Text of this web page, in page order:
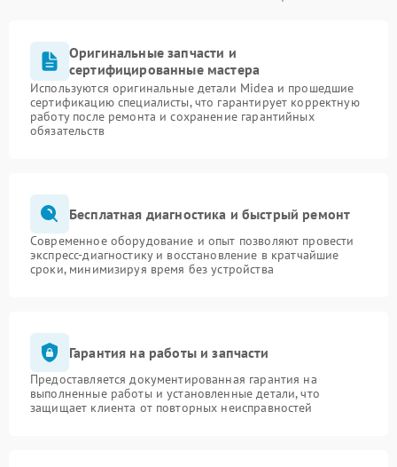
Оригинальные запчасти и
сертифицированные мастера
Используются оригинальные детали Midea и прошедшие
сертификацию специалисты, что гарантирует корректную
работу после ремонта и сохранение гарантийных
обязательств
Бесплатная диагностика и быстрый ремонт
Современное оборудование и опыт позволяют провести
экспресс-диагностику и восстановление в кратчайшие
сроки, минимизируя время без устройства
Гарантия на работы и запчасти
Предоставляется документированная гарантия на
выполненные работы и установленные детали, что
защищает клиента от повторных неисправностей